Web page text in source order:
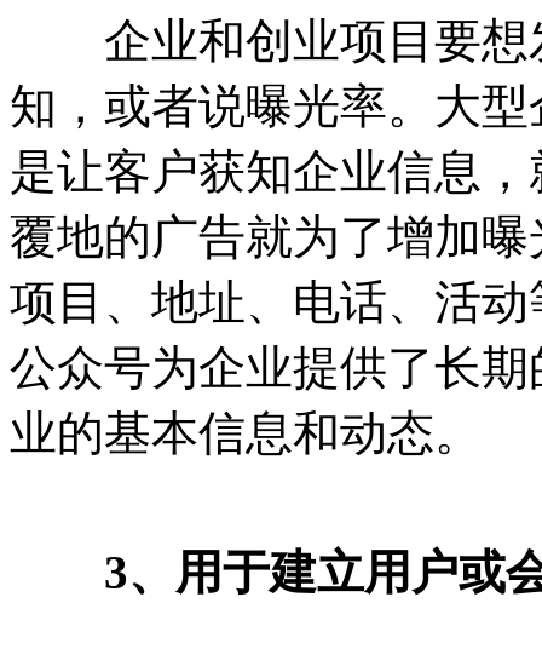
企业和创业项目要
知，或者说曝光率。大
是让客户获知企业信息
覆地的广告就为了增加
项目、地址、电话、活
公众号为企业提供了长
业的基本信息和动态。
3、用于建立用户或